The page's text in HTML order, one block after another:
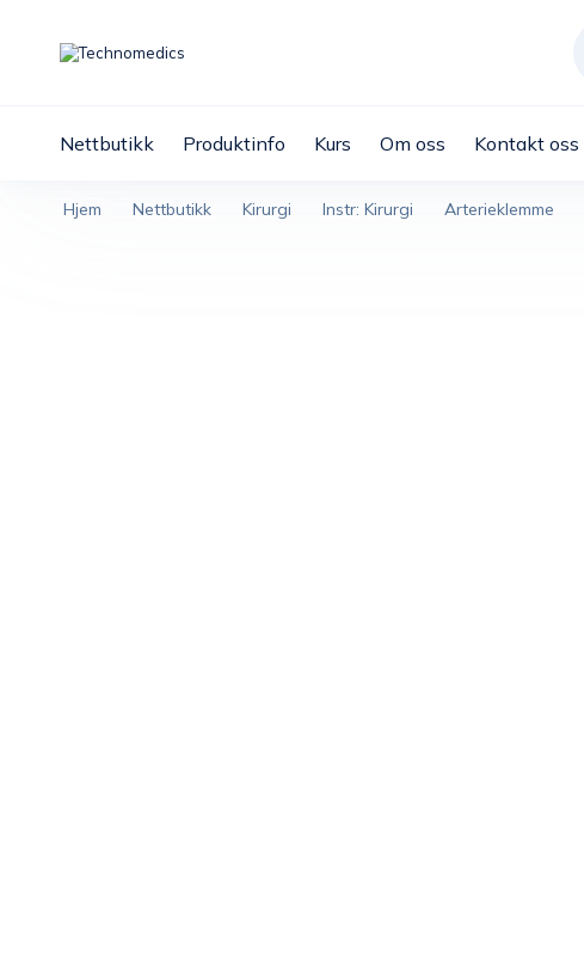
Nettbutikk Produktinfo Kurs Om oss Kontakt oss
Hjem Nettbutikk Kirurgi Instr: Kirurgi Arterieklemme